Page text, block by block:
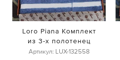
Loro Piana Комплект
из 3-х полотенец
Артикул: LUX-132558